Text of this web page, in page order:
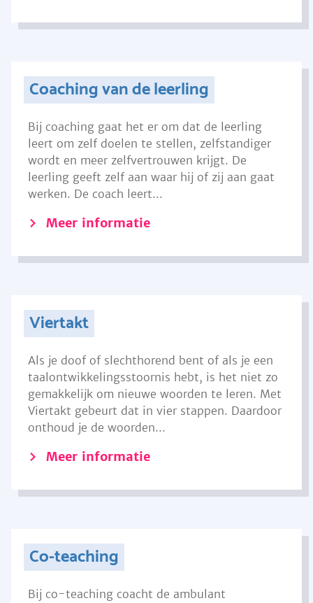
Coaching van de leerling
Bij coaching gaat het er om dat de leerling
leert om zelf doelen te stellen, zelfstandiger
wordt en meer zelfvertrouwen krijgt. De
leerling geeft zelf aan waar hij of zij aan gaat
werken. De coach leert...
Meer informatie
Viertakt
Als je doof of slechthorend bent of als je een
taalontwikkelingsstoornis hebt, is het niet zo
gemakkelijk om nieuwe woorden te leren. Met
Viertakt gebeurt dat in vier stappen. Daardoor
onthoud je de woorden...
Meer informatie
Co-teaching
Bij co-teaching coacht de ambulant